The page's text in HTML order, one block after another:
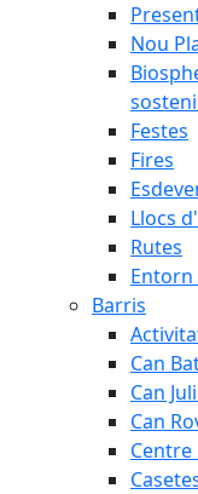
Nou
Festes
Fires
Llocs
Rutes
Barris
Can
Can
Can
Centre